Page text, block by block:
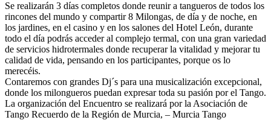
Se realizarán 3 días completos donde reunir a tangueros de todos los
rincones del mundo y compartir 8 Milongas, de día y de noche, en
los jardines, en el casino y en los salones del Hotel León, durante
todo el día podrás acceder al complejo termal, con una gran variedad
de servicios hidrotermales donde recuperar la vitalidad y mejorar tu
calidad de vida, pensando en los participantes, porque os lo
merecéis.
Contaremos con grandes Dj´s para una musicalización excepcional,
donde los milongueros puedan expresar toda su pasión por el Tango.
La organización del Encuentro se realizará por la Asociación de
Tango Recuerdo de la Región de Murcia, – Murcia Tango